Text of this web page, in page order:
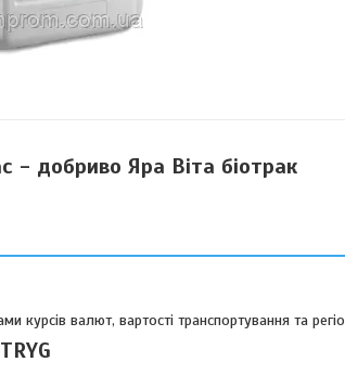
- добриво Яра Віта біотрак
курсів валют, вартості транспортування та